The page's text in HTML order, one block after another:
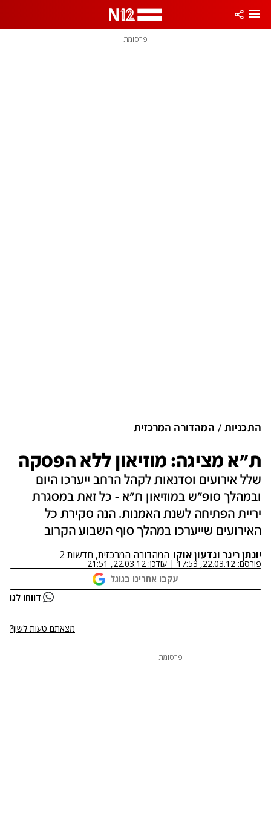
פרסומת
התכניות המהדורה המרכזית
ת"א מציגה: מוזיאון ללא הפסקה
שלל אירועים וסדנאות לקהל הרחב ייערכו היום
ובמהלך סופ"ש במוזיאון ת"א - כל זאת במסגרת
יריית הפתיחה לשנת האמנות. הנה סקירת כל
האירועים שייערכו במהלך סוף השבוע הקרוב
יונתן ריגר וגדעון אוקו המהדורה המרכזית, חדשות 2
פורסם: 22.03.12, 17:53
| עודכן: 22.03.12, 21:51
עקבו אחרינו בגוגל
דווחו לנו
מצאתם טעות לשון?
פרסומת